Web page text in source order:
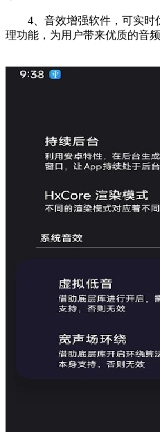
4、音效增强软件，可实时
理功能，为用户带来优质的音频